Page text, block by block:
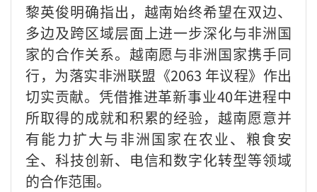
黎英俊明确指出，越南始终希望在双边、
多边及跨区域层面上进一步深化与非洲国
家的合作关系。越南愿与非洲国家携手同
行，为落实非洲联盟《2063 年议程》作出
切实贡献。凭借推进革新事业40年进程中
所取得的成就和积累的经验，越南愿意并
有能力扩大与非洲国家在农业、粮食安
全、科技创新、电信和数字化转型等领域
的合作范围。